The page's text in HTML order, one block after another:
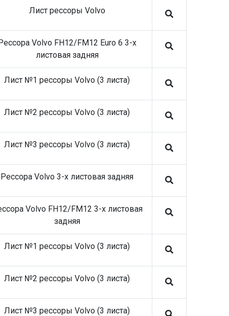
Лист рессоры Volvo
Volvo FH12/FM12 Euro 6 3-х
листовая задняя
Лист №1 рессоры Volvo (3 листа)
Лист №2 рессоры Volvo (3 листа)
Лист №3 рессоры Volvo (3 листа)
Рессора Volvo 3-х листовая задняя
Volvo FH12/FM12 3-х листовая
задняя
Лист №1 рессоры Volvo (3 листа)
Лист №2 рессоры Volvo (3 листа)
Лист №3 рессоры Volvo (3 листа)